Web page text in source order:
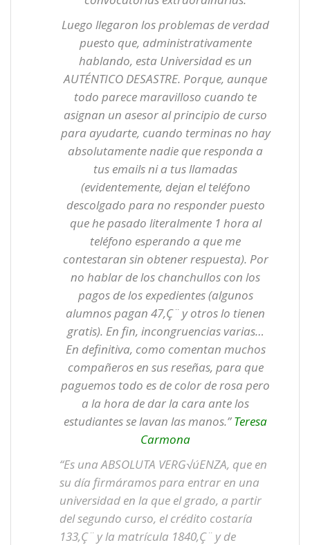
Luego llegaron los problemas de verdad
puesto que, administrativamente
hablando, esta Universidad es un
AUTÉNTICO DESASTRE. Porque, aunque
todo parece maravilloso cuando te
asignan un asesor al principio de curso
para ayudarte, cuando terminas no hay
absolutamente nadie que responda a
tus emails ni a tus llamadas
(evidentemente, dejan el teléfono
descolgado para no responder puesto
que he pasado literalmente 1 hora al
teléfono esperando a que me
contestaran sin obtener respuesta). Por
no hablar de los chanchullos con los
pagos de los expedientes (algunos
alumnos pagan 47‚Ç¨ y otros lo tienen
gratis). En fin, incongruencias varias…
En definitiva, como comentan muchos
compañeros en sus reseñas, para que
paguemos todo es de color de rosa pero
a la hora de dar la cara ante los
estudiantes se lavan las manos.” Teresa
Carmona
“Es una ABSOLUTA VERG√úENZA, que en
su día firmáramos para entrar en una
universidad en la que el grado, a partir
del segundo curso, el crédito costaría
133‚Ç¨ y la matrícula 1840‚Ç¨ y de